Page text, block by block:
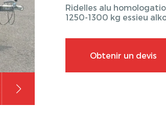
Ridelles alu
1250-1300 kg essieu
Obtenir un devis